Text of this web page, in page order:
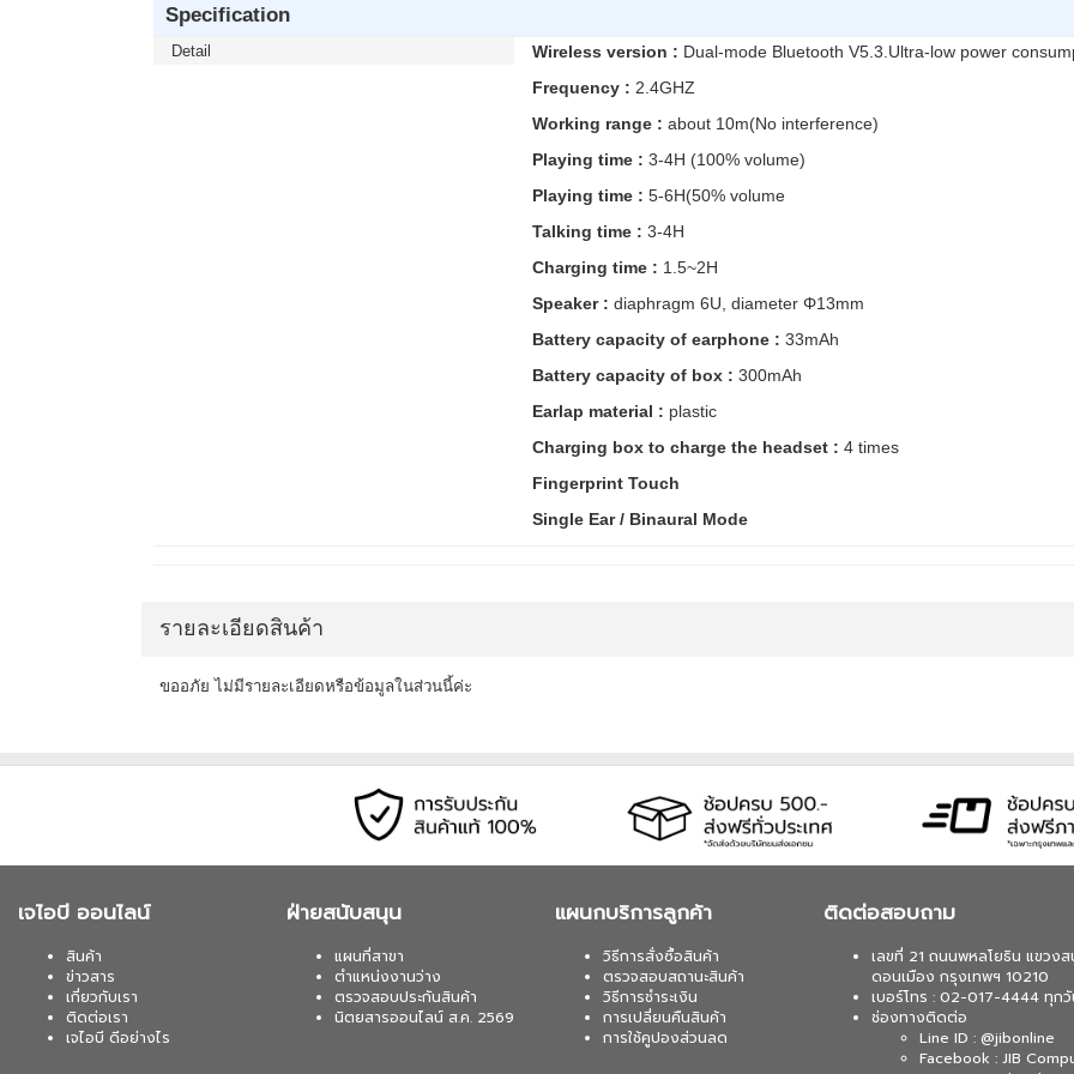
Specification
Detail Wireless version : Dual-mode Bluetooth V5.3.Ultra-low power
Frequency :2.4GHZ
Working range :about 10m(No interference)
Playing time :3-4H (100% volume)
Playing time :5-6H(50% volume
Talking time :3-4H
Charging time : 1.5~2H
Speaker :diaphragm 6U, diameter Φ13mm
Battery capacity of earphone :33mAh
Battery capacity of box :300mAh
Earlap material : plastic
Charging box to charge the headset :4 times
Fingerprint Touch
Single Ear / Binaural Mode
รายละเอียดสินค้า
ขออภัย ไม่มีรายละเอียดหรือข้อมูลในส่วนนี้ค่ะ
เจไอบี ออนไลน์
สินค้า
ข่าวสาร
เกี่ยวกับเรา
ติดต่อเรา
เจไอบี ดีอย่างไร
ฝ่ายสนับสนุน
แผนที่สาขา
ตำแหน่งงานว่าง
ตรวจสอบประกันสินค้า
นิตยสารออนไลน์ ส.ค. 2569
แผนกบริการลูกค้า
วิธีการสั่งซื้อสินค้า
ตรวจสอบสถานะสินค้า
วิธีการชำระเงิน
การเปลี่ยนคืนสินค้า
การใช้คูปองส่วนลด
ติดต่อสอบถาม
เลขที่ 21 ถนนพหลโยธิน แขวงส
ดอนเมือง กรุงเทพฯ 10210
เบอร์โทร : 02-017-4444 ทุก
ช่องทางติดต่อ
Line ID : @jibonline
Facebook : JIB